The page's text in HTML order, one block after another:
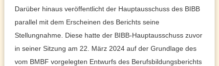
Darüber hinaus veröffentlicht der Hauptausschuss des BIBB
parallel mit dem Erscheinen des Berichts seine
Stellungnahme. Diese hatte der BIBB-Hauptausschuss zuvor
in seiner Sitzung am 22. März 2024 auf der Grundlage des
vom BMBF vorgelegten Entwurfs des Berufsbildungsberichts